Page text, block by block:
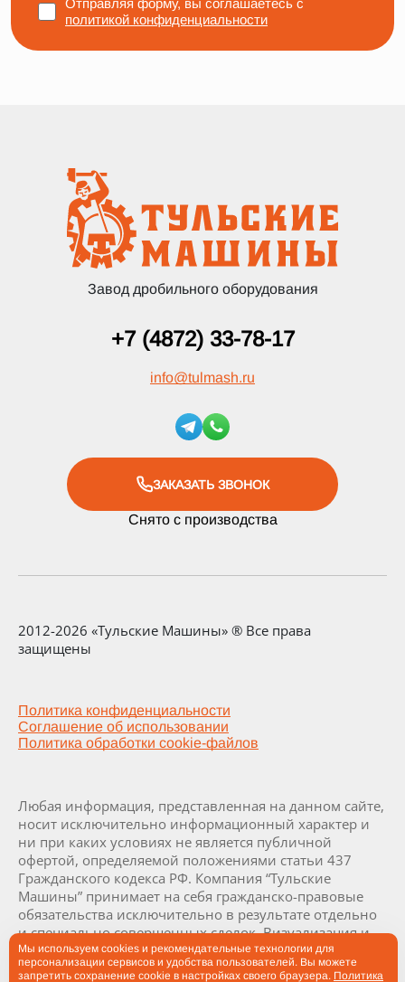
Отправляя форму, вы соглашаетесь с
политикой конфиденциальности
Завод дробильного оборудования
+7 (4872) 33-78-17
info@tulmash.ru
ЗАКАЗАТЬ ЗВОНОК
Снято с производства
2012-2026 «Тульские Машины» ® Все права
защищены
Политика конфиденциальности
Соглашение об использовании
Политика обработки cookie-файлов
Любая информация, представленная на данном сайте,
носит исключительно информационный характер и
ни при каких условиях не является публичной
офертой, определяемой положениями статьи 437
Гражданского кодекса РФ. Компания “Тульские
Машины” принимает на себя гражданско-правовые
обязательства исключительно в результате отдельно
и специально совершенных сделок. Визуализация и
комплектация заводов и их составляющих являются
проектными и могут быть изменены в ходе
Мы используем cookies и рекомендательные технологии для
персонализации сервисов и удобства пользователей. Вы можете
запретить сохранение cookie в настройках своего браузера. Политика